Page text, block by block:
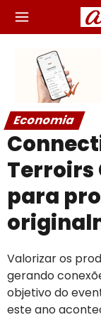
Economia
Terroirs
para
Valorizar os
gerando
objetivo do
este ano